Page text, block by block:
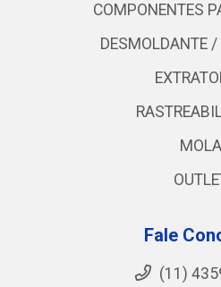
COMPONENTES
DESMOLDANTE /
MOLA
Fale
(11)